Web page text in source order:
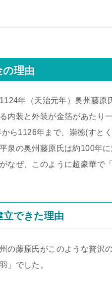
理由
年（天治元年）奥州藤
内装と外装が金箔があたり
ら1126年まで、崇徳(すと
泉の奥州藤原氏は約100年
なぜ、このように超豪華で
できた理由
の藤原氏がこのような贅沢
」でした。